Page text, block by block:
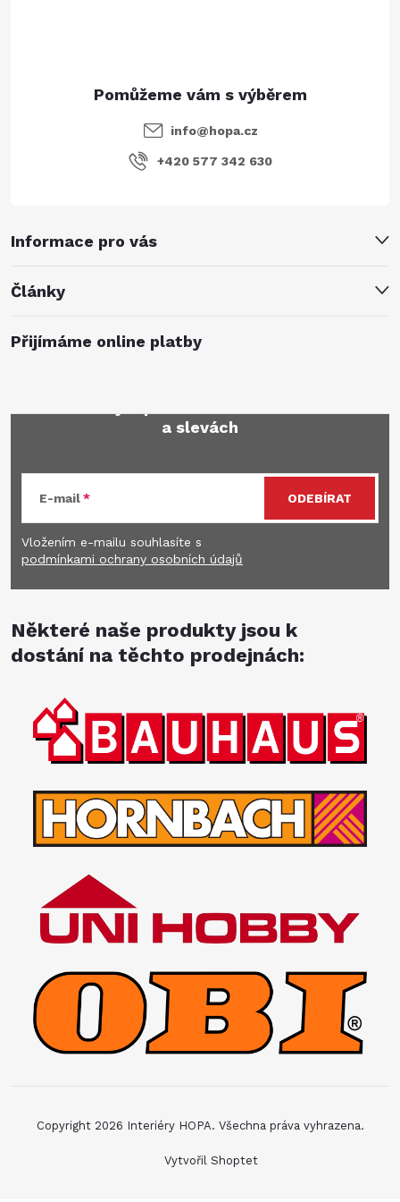
Informace pro vás
Články
info@hopa.cz
+420 577 342 630
Přijímáme online platby
a slevách
E-mail
Vložením e-mailu souhlasíte s
podmínkami ochrany osobních údajů
ODEBÍRAT
Některé naše produkty jsou k
dostání na těchto prodejnách:
Vytvořil Shoptet
Copyright 2026 Interiéry HOPA. Všechna práva vyhrazena.